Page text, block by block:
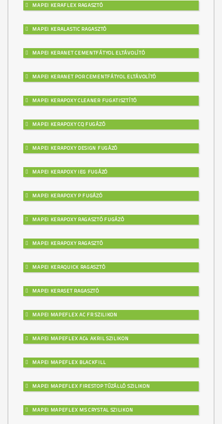
MAPEI KERAFLEX RAGASZTÓ
MAPEI KERALASTIC RAGASZTÓ
MAPEI KERANET CEMENTFÁTYOL ELTÁVOLÍTÓ
MAPEI KERANET POR CEMENTFÁTYOL ELTÁVOLÍTÓ
MAPEI KERAPOXY CLEANER FUGATISZTÍTÓ
MAPEI KERAPOXY CQ FUGÁZÓ
MAPEI KERAPOXY DESIGN FUGÁZÓ
MAPEI KERAPOXY IEG FUGÁZÓ
MAPEI KERAPOXY P FUGÁZÓ
MAPEI KERAPOXY RAGASZTÓ FUGÁZÓ
MAPEI KERAPOXY RAGASZTÓ
MAPEI KERAQUICK RAGASZTÓ
MAPEI KERASET RAGASZTÓ
MAPEI MAPEFLEX AC FR SZILIKON
MAPEI MAPEFLEX AC4 AKRIL SZILIKON
MAPEI MAPEFLEX BLACKFILL
MAPEI MAPEFLEX FIRESTOP TŰZÁLLÓ SZILIKON
MAPEI MAPEFLEX MS CRYSTAL SZILIKON